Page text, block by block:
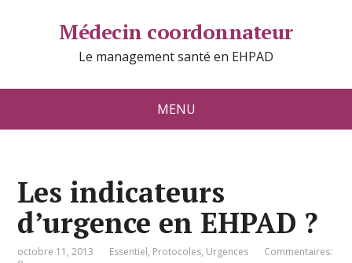
Médecin coordonnateur
Le management santé en EHPAD
MENU
Les indicateurs
d’urgence en EHPAD ?
octobre 11, 2013 Essentiel, Protocoles, Urgences
Commentaires: